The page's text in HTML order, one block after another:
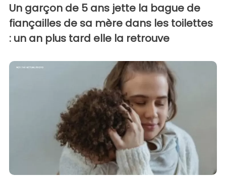
Un garçon de 5 ans jette la bague de
fiançailles de sa mère dans les toilettes
: un an plus tard elle la retrouve